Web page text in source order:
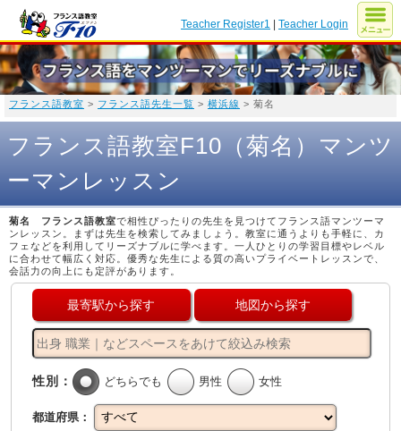
Teacher Register1 |Teacher Login
フランス語教室 > フランス語先生一覧 > 横浜線 > 菊名
フランス語教室F10（菊名）マンツ
ーマンレッスン
菊名 フランス語教室で相性ぴったりの先生を見つけてフランス語マンツーマ
ンレッスン。まずは先生を検索してみましょう。教室に通うよりも手軽に、カ
フェなどを利用してリーズナブルに学べます。一人ひとりの学習目標やレベル
に合わせて幅広く対応。優秀な先生による質の高いプライベートレッスンで、
会話力の向上にも定評があります。
最寄駅から探す 地図から探す
性別： どちらでも 男性 女性
都道府県：